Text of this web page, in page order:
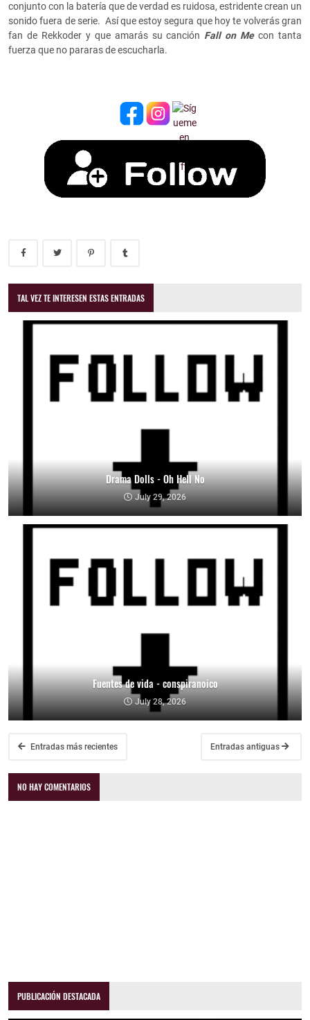
conjunto con la batería que de verdad es ruidosa, estridente crean un
sonido fuera de serie. Así que estoy segura que hoy te volverás gran
fan de Rekkoder y que amarás su canción Fall on Mecon tanta
fuerza que no pararas de escucharla.
TAL VEZ TE INTERESEN ESTAS ENTRADAS
Drama Dolls - Oh Hell No
July 29, 2026
Fuentes de vida - conspiranoico
July 28, 2026
Entradas más recientes Entradas antiguas
NO HAY COMENTARIOS
PUBLICACIÓN DESTACADA